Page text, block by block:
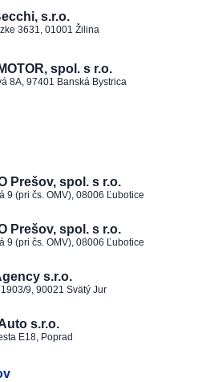
s.r.o.
3631, 01001 Žilina
spol. s r.o.
8A, 97401 Banská Bystrica
Prešov, spol. s r.o.
9 (pri čs. OMV), 08006 Ľubotice
Prešov, spol. s r.o.
9 (pri čs. OMV), 08006 Ľubotice
s.r.o.
9, 90021 Svätý Jur
s.r.o.
E18, Poprad